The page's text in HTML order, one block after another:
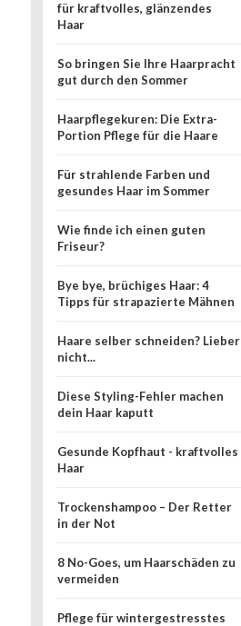
für kraftvolles, glänzendes
Haar
So bringen Sie Ihre Haarpracht
gut durch den Sommer
Haarpflegekuren: Die Extra-
Portion Pflege für die Haare
Für strahlende Farben und
gesundes Haar im Sommer
Wie finde ich einen guten
Friseur?
Bye bye, brüchiges Haar: 4
Tipps für strapazierte Mähnen
Haare selber schneiden? Lieber
nicht...
Diese Styling-Fehler machen
dein Haar kaputt
Gesunde Kopfhaut - kraftvolles
Haar
Trockenshampoo – Der Retter
in der Not
8 No-Goes, um Haarschäden zu
vermeiden
Pflege für wintergestresstes